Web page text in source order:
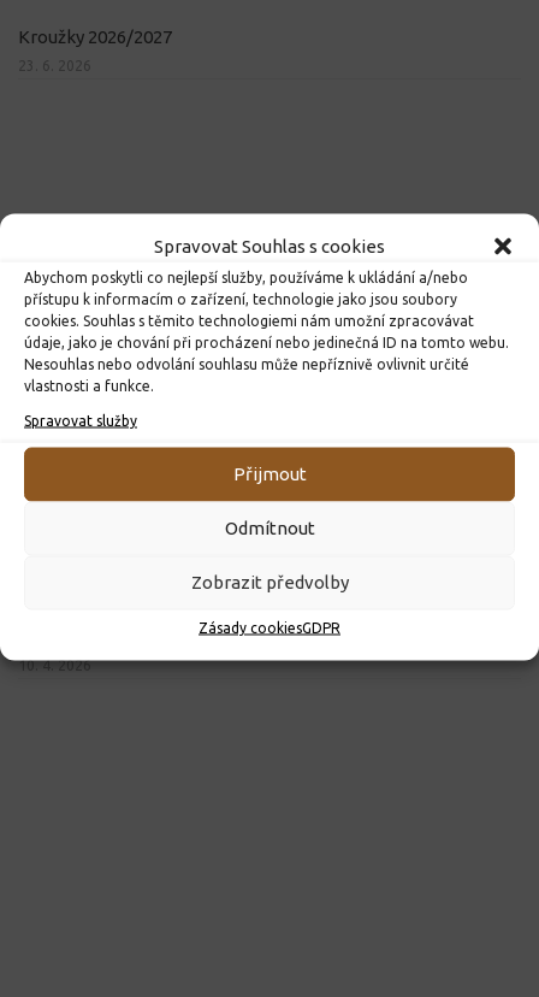
Spravovat Souhlas s cookies
Abychom poskytli co nejlepší služby, používáme k ukládání a/nebo
přístupu k informacím o zařízení, technologie jako jsou soubory
cookies. Souhlas s těmito technologiemi nám umožní zpracovávat
údaje, jako je chování při procházení nebo jedinečná ID na tomto webu.
Nesouhlas nebo odvolání souhlasu může nepříznivě ovlivnit určité
vlastnosti a funkce.
Spravovat služby
Přijmout
Odmítnout
Zobrazit předvolby
Zásady cookiesGDPR
Kroužky 2026/2027
23. 6. 2026
10. 4. 2026